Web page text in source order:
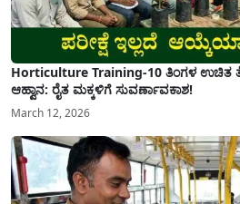
Horticulture Training-10 ತಿಂಗಳ ಉಚಿತ
ಆಹ್ವಾನ: ರೈತ ಮಕ್ಕಳಿಗೆ ಸುವರ್ಣಾವಕಾಶ!
March 12, 2026